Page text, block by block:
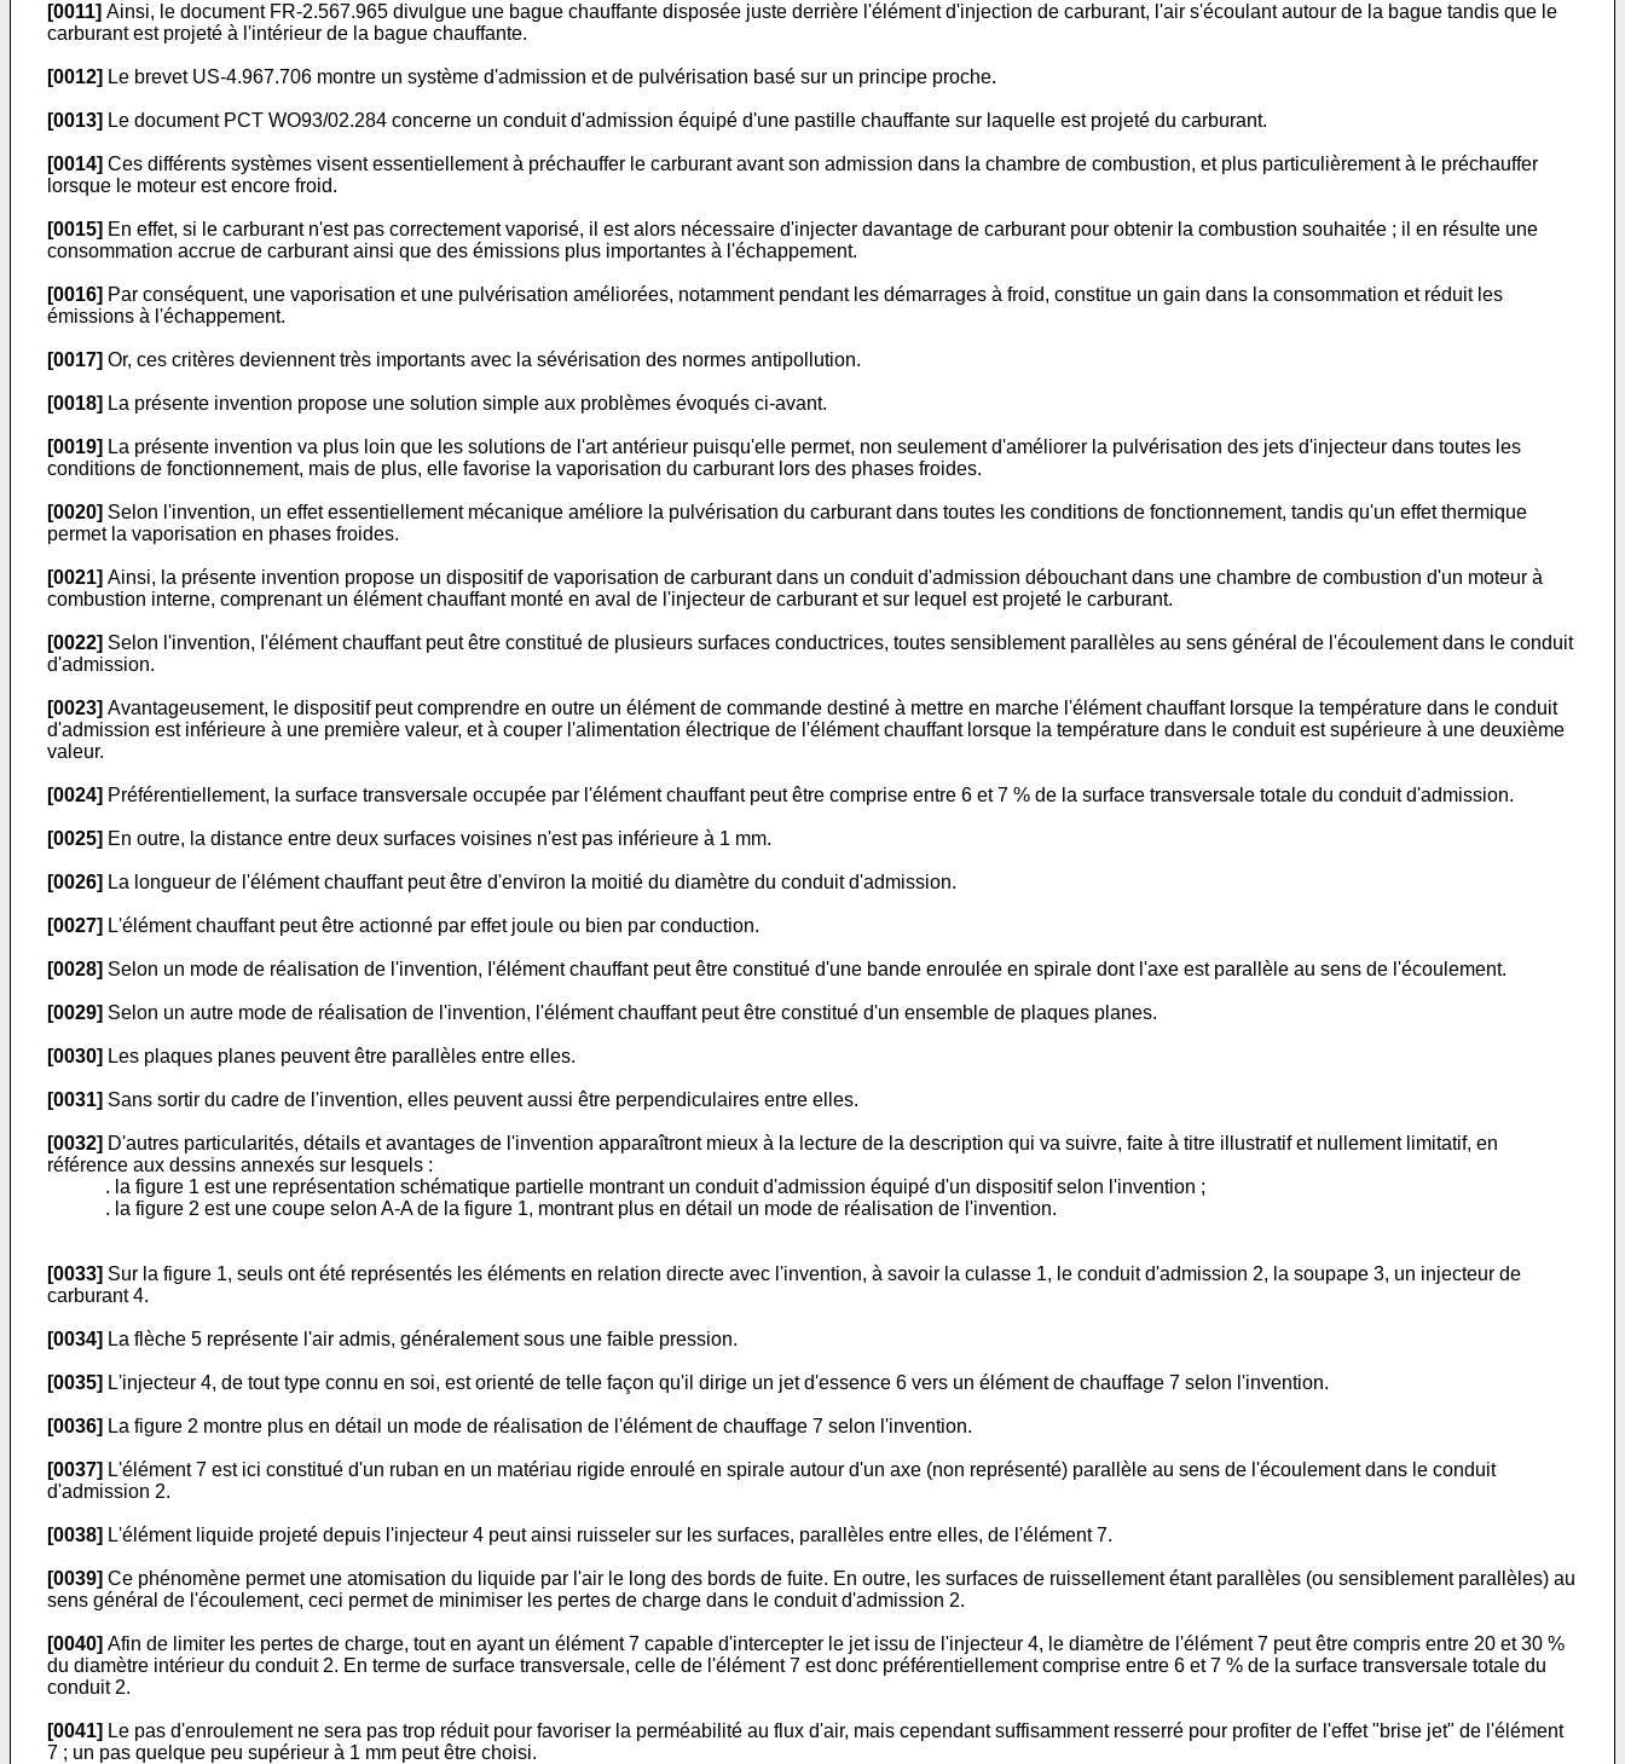
[0011] Ainsi, le document FR-2.567.965 divulgue une bague chauffante disposée juste derrière l'élément d'injection de carburant, l'air s'écoulant autour de la bague tandis que le
carburant est projeté à l'intérieur de la bague chauffante.
[0012] Le brevet US-4.967.706 montre un système d'admission et de pulvérisation basé sur un principe proche.
[0013] Le document PCT WO93/02.284 concerne un conduit d'admission équipé d'une pastille chauffante sur laquelle est projeté du carburant.
[0014] Ces différents systèmes visent essentiellement à préchauffer le carburant avant son admission dans la chambre de combustion, et plus particulièrement à le préchauffer
lorsque le moteur est encore froid.
[0015] En effet, si le carburant n'est pas correctement vaporisé, il est alors nécessaire d'injecter davantage de carburant pour obtenir la combustion souhaitée ; il en résulte une
consommation accrue de carburant ainsi que des émissions plus importantes à l'échappement.
[0016] Par conséquent, une vaporisation et une pulvérisation améliorées, notamment pendant les démarrages à froid, constitue un gain dans la consommation et réduit les
émissions à l'échappement.
[0017] Or, ces critères deviennent très importants avec la sévérisation des normes antipollution.
[0018] La présente invention propose une solution simple aux problèmes évoqués ci-avant.
[0019] La présente invention va plus loin que les solutions de l'art antérieur puisqu'elle permet, non seulement d'améliorer la pulvérisation des jets d'injecteur dans toutes les
conditions de fonctionnement, mais de plus, elle favorise la vaporisation du carburant lors des phases froides.
[0020] Selon l'invention, un effet essentiellement mécanique améliore la pulvérisation du carburant dans toutes les conditions de fonctionnement, tandis qu'un effet thermique
permet la vaporisation en phases froides.
[0021] Ainsi, la présente invention propose un dispositif de vaporisation de carburant dans un conduit d'admission débouchant dans une chambre de combustion d'un moteur à
combustion interne, comprenant un élément chauffant monté en aval de l'injecteur de carburant et sur lequel est projeté le carburant.
[0022] Selon l'invention, I'élément chauffant peut être constitué de plusieurs surfaces conductrices, toutes sensiblement parallèles au sens général de l'écoulement dans le conduit
d'admission.
[0023] Avantageusement, le dispositif peut comprendre en outre un élément de commande destiné à mettre en marche l'élément chauffant lorsque la température dans le conduit
d'admission est inférieure à une première valeur, et à couper l'alimentation électrique de l'élément chauffant lorsque la température dans le conduit est supérieure à une deuxième
valeur.
[0024] Préférentiellement, la surface transversale occupée par l'élément chauffant peut être comprise entre 6 et 7 % de la surface transversale totale du conduit d'admission.
[0025] En outre, la distance entre deux surfaces voisines n'est pas inférieure à 1 mm.
[0026] La longueur de l'élément chauffant peut être d'environ la moitié du diamètre du conduit d'admission.
[0027] L'élément chauffant peut être actionné par effet joule ou bien par conduction.
[0028] Selon un mode de réalisation de l'invention, I'élément chauffant peut être constitué d'une bande enroulée en spirale dont l'axe est parallèle au sens de l'écoulement.
[0029] Selon un autre mode de réalisation de l'invention, l'élément chauffant peut être constitué d'un ensemble de plaques planes.
[0030] Les plaques planes peuvent être parallèles entre elles.
[0031] Sans sortir du cadre de l'invention, elles peuvent aussi être perpendiculaires entre elles.
[0032] D'autres particularités, détails et avantages de l'invention apparaîtront mieux à la lecture de la description qui va suivre, faite à titre illustratif et nullement limitatif, en
référence aux dessins annexés sur lesquels :
. la figure 1 est une représentation schématique partielle montrant un conduit d'admission équipé d'un dispositif selon l'invention ;
. la figure 2 est une coupe selon A-A de la figure 1, montrant plus en détail un mode de réalisation de l'invention.
[0033] Sur la figure 1, seuls ont été représentés les éléments en relation directe avec l'invention, à savoir la culasse 1, le conduit d'admission 2, la soupape 3, un injecteur de
carburant 4.
[0034] La flèche 5 représente l'air admis, généralement sous une faible pression.
[0035] L'injecteur 4, de tout type connu en soi, est orienté de telle façon qu'il dirige un jet d'essence 6 vers un élément de chauffage 7 selon l'invention.
[0036] La figure 2 montre plus en détail un mode de réalisation de l'élément de chauffage 7 selon l'invention.
[0037] L'élément 7 est ici constitué d'un ruban en un matériau rigide enroulé en spirale autour d'un axe (non représenté) parallèle au sens de l'écoulement dans le conduit
d'admission 2.
[0038] L'élément liquide projeté depuis l'injecteur 4 peut ainsi ruisseler sur les surfaces, parallèles entre elles, de l'élément 7.
[0039] Ce phénomène permet une atomisation du liquide par l'air le long des bords de fuite. En outre, les surfaces de ruissellement étant parallèles (ou sensiblement parallèles) au
sens général de l'écoulement, ceci permet de minimiser les pertes de charge dans le conduit d'admission 2.
[0040] Afin de limiter les pertes de charge, tout en ayant un élément 7 capable d'intercepter le jet issu de l'injecteur 4, le diamètre de l'élément 7 peut être compris entre 20 et 30 %
du diamètre intérieur du conduit 2. En terme de surface transversale, celle de l'élément 7 est donc préférentiellement comprise entre 6 et 7 % de la surface transversale totale du
conduit 2.
[0041] Le pas d'enroulement ne sera pas trop réduit pour favoriser la perméabilité au flux d'air, mais cependant suffisamment resserré pour profiter de l'effet "brise jet" de l'élément
7 ; un pas quelque peu supérieur à 1 mm peut être choisi.